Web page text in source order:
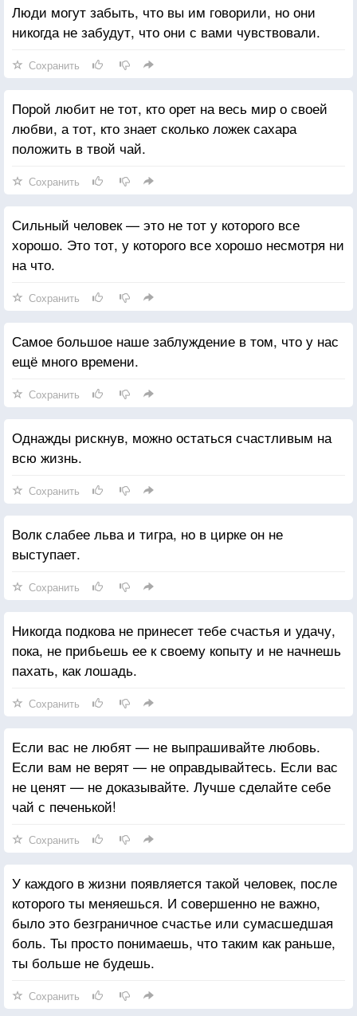
Люди могут забыть, что вы им говорили, но они
никогда не забудут, что они с вами чувствовали.
Сохранить
Порой любит не тот, кто орет на весь мир о своей
любви, а тот, кто знает сколько ложек сахара
положить в твой чай.
Сохранить
Сильный человек — это не тот у которого все
хорошо. Это тот, у которого все хорошо несмотря ни
на что.
Сохранить
Самое большое наше заблуждение в том, что у нас
ещё много времени.
Сохранить
Однажды рискнув, можно остаться счастливым на
всю жизнь.
Сохранить
Волк слабее льва и тигра, но в цирке он не
выступает.
Сохранить
Никогда подкова не принесет тебе счастья и удачу,
пока, не прибьешь ее к своему копыту и не начнешь
пахать, как лошадь.
Сохранить
Если вас не любят — не выпрашивайте любовь.
Если вам не верят — не оправдывайтесь. Если вас
не ценят — не доказывайте. Лучше сделайте себе
чай с печенькой!
Сохранить
У каждого в жизни появляется такой человек, после
которого ты меняешься. И совершенно не важно,
было это безграничное счастье или сумасшедшая
боль. Ты просто понимаешь, что таким как раньше,
ты больше не будешь.
Сохранить